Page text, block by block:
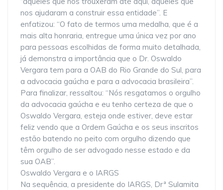
nos ajudaram a construir essa entidade”. E
enfatizou: “O fato de termos uma medalha, que é a
mais alta honraria, entregue uma única vez por ano
para pessoas escolhidas de forma muito detalhada,
já demonstra a importância que o Dr. Oswaldo
Vergara tem para a OAB do Rio Grande do Sul, para
a advocacia gaúcha e para a advocacia brasileira”.
Para finalizar, ressaltou: “Nós resgatamos o orgulho
da advocacia gaúcha e eu tenho certeza de que o
Oswaldo Vergara, esteja onde estiver, deve estar
feliz vendo que a Ordem Gaúcha e os seus inscritos
estão batendo no peito com orgulho dizendo que
têm orgulho de ser advogado nesse estado e da
sua OAB”.
Oswaldo Vergara e o IARGS
Na sequência, a presidente do IARGS, Drª Sulamita